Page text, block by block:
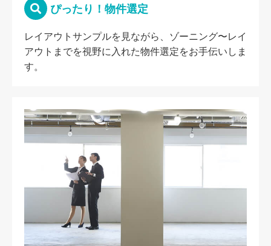
ぴったり！物件選定
レイアウトサンプルを見ながら、ゾーニング〜レイ
アウトまでを視野に入れた物件選定をお手伝いしま
す。